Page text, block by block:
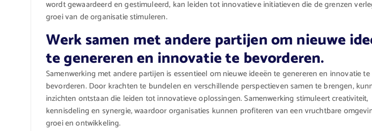
wordt gewaardeerd en gestimuleerd, kan leiden tot innovatieve initiatieven die de grenzen
groei van de organisatie stimuleren.
Werk samen met andere partijen om nieuwe
te genereren en innovatie te bevorderen.
Samenwerking met andere partijen is essentieel om nieuwe ideeën te genereren en innovatie te
bevorderen. Door krachten te bundelen en verschillende perspectieven samen te brengen,
inzichten ontstaan die leiden tot innovatieve oplossingen. Samenwerking stimuleert creativiteit,
kennisdeling en synergie, waardoor organisaties kunnen profiteren van een vruchtbare
groei en ontwikkeling.